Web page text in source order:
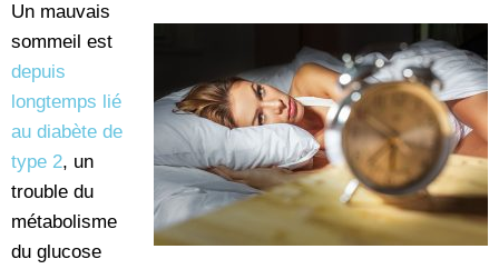
Un mauvais
sommeil est
depuis
longtemps lié
au diabète de
type 2, un
trouble du
métabolisme
du glucose